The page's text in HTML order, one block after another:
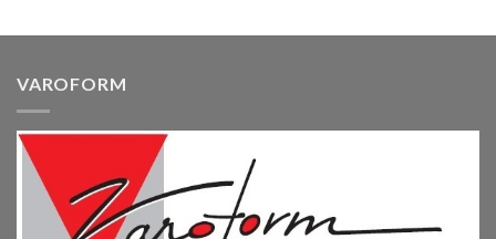
VAROFORM